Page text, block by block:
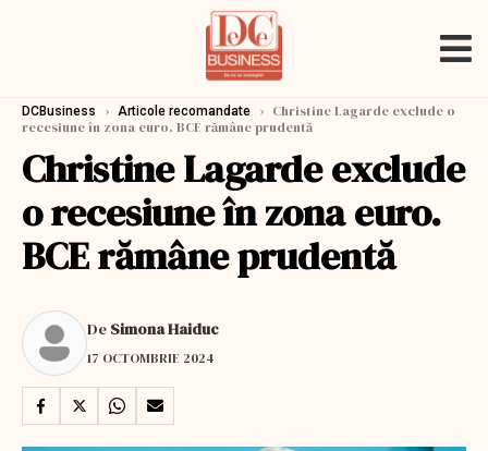
DCBusiness › Articole recomandate › Christine Lagarde exclude o
recesiune în zona euro. BCE rămâne prudentă
Christine Lagarde exclude
o recesiune în zona euro.
BCE rămâne prudentă
De Simona Haiduc
17 OCTOMBRIE 2024